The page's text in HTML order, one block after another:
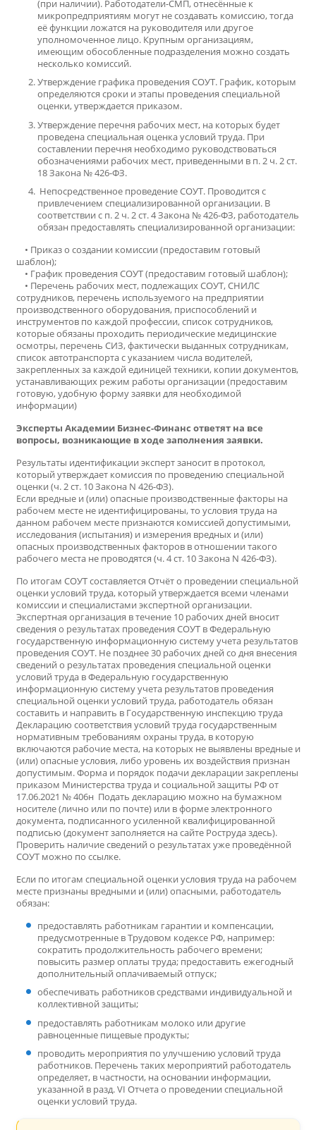
(при наличии). Работодатели-СМП, отнесённые к
микропредприятиям могут не создавать комиссию, тогда
её функции ложатся на руководителя или другое
уполномоченное лицо. Крупным организациям,
имеющим обособленные подразделения можно создать
несколько комиссий.
Утверждение графика проведения СОУТ. График, которым
определяются сроки и этапы проведения специальной
оценки, утверждается приказом.
Утверждение перечня рабочих мест, на которых будет
проведена специальная оценка условий труда. При
составлении перечня необходимо руководствоваться
обозначениями рабочих мест, приведенными в п. 2 ч. 2 ст.
18 Закона № 426-ФЗ.
Непосредственное проведение СОУТ. Проводится с
привлечением специализированной организации. В
соответствии с п. 2 ч. 2 ст. 4 Закона № 426-ФЗ, работодатель
обязан предоставлять специализированной организации:
• Приказ о создании комиссии (предоставим готовый
шаблон);
• График проведения СОУТ (предоставим готовый шаблон);
• Перечень рабочих мест, подлежащих СОУТ, СНИЛС
сотрудников, перечень используемого на предприятии
производственного оборудования, приспособлений и
инструментов по каждой профессии, список сотрудников,
которые обязаны проходить периодические медицинские
осмотры, перечень СИЗ, фактически выданных сотрудникам,
список автотранспорта с указанием числа водителей,
закрепленных за каждой единицей техники, копии документов,
устанавливающих режим работы организации (предоставим
готовую, удобную форму заявки для необходимой
информации)
Эксперты Академии Бизнес-Финанс ответят на все
вопросы, возникающие в ходе заполнения заявки.
Результаты идентификации эксперт заносит в протокол,
который утверждает комиссия по проведению специальной
оценки (ч. 2 ст. 10 Закона N 426-ФЗ).
Если вредные и (или) опасные производственные факторы на
рабочем месте не идентифицированы, то условия труда на
данном рабочем месте признаются комиссией допустимыми,
исследования (испытания) и измерения вредных и (или)
опасных производственных факторов в отношении такого
рабочего места не проводятся (ч. 4 ст. 10 Закона N 426-ФЗ).
По итогам СОУТ составляется Отчёт о проведении специальной
оценки условий труда, который утверждается всеми членами
комиссии и специалистами экспертной организации.
Экспертная организация в течение 10 рабочих дней вносит
сведения о результатах проведения СОУТ в Федеральную
государственную информационную систему учета результатов
проведения СОУТ. Не позднее 30 рабочих дней со дня внесения
сведений о результатах проведения специальной оценки
условий труда в Федеральную государственную
информационную систему учета результатов проведения
специальной оценки условий труда, работодатель обязан
составить и направить в Государственную инспекцию труда
Декларацию соответствия условий труда государственным
нормативным требованиям охраны труда, в которую
включаются рабочие места, на которых не выявлены вредные и
(или) опасные условия, либо уровень их воздействия признан
допустимым. Форма и порядок подачи декларации закреплены
приказом Министерства труда и социальной защиты РФ от
17.06.2021 № 406н Подать декларацию можно на бумажном
носителе (лично или по почте) или в форме электронного
документа, подписанного усиленной квалифицированной
подписью (документ заполняется на сайте Роструда здесь).
Проверить наличие сведений о результатах уже проведённой
СОУТ можно по ссылке.
Если по итогам специальной оценки условия труда на рабочем
месте признаны вредными и (или) опасными, работодатель
обязан:
предоставлять работникам гарантии и компенсации,
предусмотренные в Трудовом кодексе РФ, например:
сократить продолжительность рабочего времени;
повысить размер оплаты труда; предоставить ежегодный
дополнительный оплачиваемый отпуск;
обеспечивать работников средствами индивидуальной и
коллективной защиты;
предоставлять работникам молоко или другие
равноценные пищевые продукты;
проводить мероприятия по улучшению условий труда
работников. Перечень таких мероприятий работодатель
определяет, в частности, на основании информации,
указанной в разд. VI Отчета о проведении специальной
оценки условий труда.